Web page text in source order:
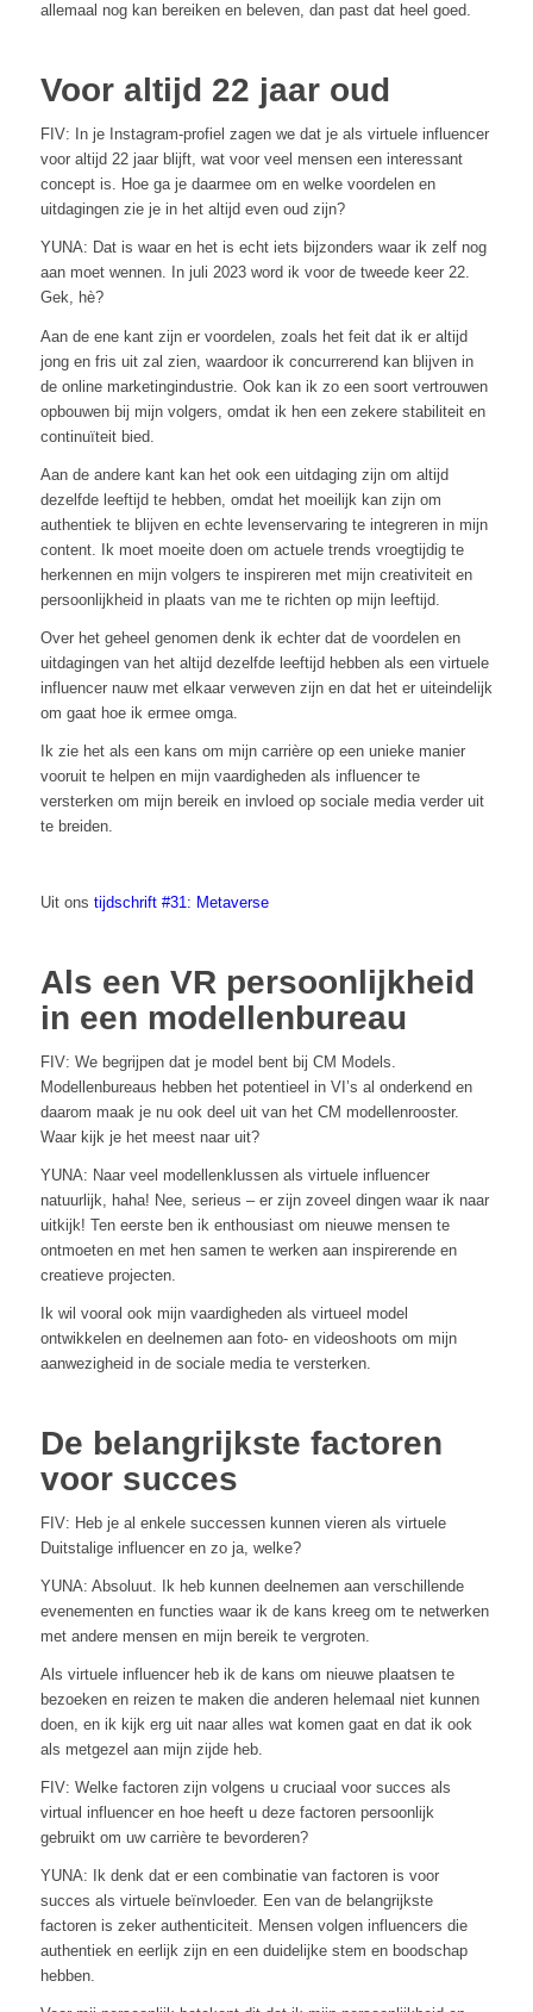
allemaal nog kan bereiken en beleven, dan past dat heel goed.
Voor altijd 22 jaar oud
FIV: In je Instagram-profiel zagen we dat je als virtuele influencer
voor altijd 22 jaar blijft, wat voor veel mensen een interessant
concept is. Hoe ga je daarmee om en welke voordelen en
uitdagingen zie je in het altijd even oud zijn?
YUNA: Dat is waar en het is echt iets bijzonders waar ik zelf nog
aan moet wennen. In juli 2023 word ik voor de tweede keer 22.
Gek, hè?
Aan de ene kant zijn er voordelen, zoals het feit dat ik er altijd
jong en fris uit zal zien, waardoor ik concurrerend kan blijven in
de online marketingindustrie. Ook kan ik zo een soort vertrouwen
opbouwen bij mijn volgers, omdat ik hen een zekere stabiliteit en
continuïteit bied.
Aan de andere kant kan het ook een uitdaging zijn om altijd
dezelfde leeftijd te hebben, omdat het moeilijk kan zijn om
authentiek te blijven en echte levenservaring te integreren in mijn
content. Ik moet moeite doen om actuele trends vroegtijdig te
herkennen en mijn volgers te inspireren met mijn creativiteit en
persoonlijkheid in plaats van me te richten op mijn leeftijd.
Over het geheel genomen denk ik echter dat de voordelen en
uitdagingen van het altijd dezelfde leeftijd hebben als een virtuele
influencer nauw met elkaar verweven zijn en dat het er uiteindelijk
om gaat hoe ik ermee omga.
Ik zie het als een kans om mijn carrière op een unieke manier
vooruit te helpen en mijn vaardigheden als influencer te
versterken om mijn bereik en invloed op sociale media verder uit
te breiden.
Uit ons tijdschrift #31: Metaverse
Als een VR persoonlijkheid
in een modellenbureau
FIV: We begrijpen dat je model bent bij CM Models.
Modellenbureaus hebben het potentieel in VI’s al onderkend en
daarom maak je nu ook deel uit van het CM modellenrooster.
Waar kijk je het meest naar uit?
YUNA: Naar veel modellenklussen als virtuele influencer
natuurlijk, haha! Nee, serieus – er zijn zoveel dingen waar ik naar
uitkijk! Ten eerste ben ik enthousiast om nieuwe mensen te
ontmoeten en met hen samen te werken aan inspirerende en
creatieve projecten.
Ik wil vooral ook mijn vaardigheden als virtueel model
ontwikkelen en deelnemen aan foto- en videoshoots om mijn
aanwezigheid in de sociale media te versterken.
De belangrijkste factoren
voor succes
FIV: Heb je al enkele successen kunnen vieren als virtuele
Duitstalige influencer en zo ja, welke?
YUNA: Absoluut. Ik heb kunnen deelnemen aan verschillende
evenementen en functies waar ik de kans kreeg om te netwerken
met andere mensen en mijn bereik te vergroten.
Als virtuele influencer heb ik de kans om nieuwe plaatsen te
bezoeken en reizen te maken die anderen helemaal niet kunnen
doen, en ik kijk erg uit naar alles wat komen gaat en dat ik ook
als metgezel aan mijn zijde heb.
FIV: Welke factoren zijn volgens u cruciaal voor succes als
virtual influencer en hoe heeft u deze factoren persoonlijk
gebruikt om uw carrière te bevorderen?
YUNA: Ik denk dat er een combinatie van factoren is voor
succes als virtuele beïnvloeder. Een van de belangrijkste
factoren is zeker authenticiteit. Mensen volgen influencers die
authentiek en eerlijk zijn en een duidelijke stem en boodschap
hebben.